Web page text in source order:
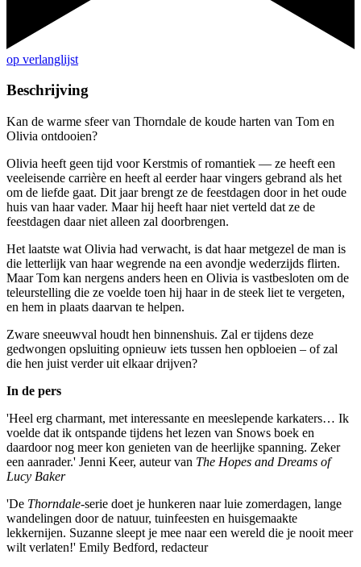
op verlanglijst
Beschrijving
Kan de warme sfeer van Thorndale de koude harten van Tom en
Olivia ontdooien?
Olivia heeft geen tijd voor Kerstmis of romantiek — ze heeft een
veeleisende carrière en heeft al eerder haar vingers gebrand als het
om de liefde gaat. Dit jaar brengt ze de feestdagen door in het oude
huis van haar vader. Maar hij heeft haar niet verteld dat ze de
feestdagen daar niet alleen zal doorbrengen.
Het laatste wat Olivia had verwacht, is dat haar metgezel de man is
die letterlijk van haar wegrende na een avondje wederzijds flirten.
Maar Tom kan nergens anders heen en Olivia is vastbesloten om de
teleurstelling die ze voelde toen hij haar in de steek liet te vergeten,
en hem in plaats daarvan te helpen.
Zware sneeuwval houdt hen binnenshuis. Zal er tijdens deze
gedwongen opsluiting opnieuw iets tussen hen opbloeien – of zal
die hen juist verder uit elkaar drijven?
In de pers
'Heel erg charmant, met interessante en meeslepende karkaters… Ik
voelde dat ik ontspande tijdens het lezen van Snows boek en
daardoor nog meer kon genieten van de heerlijke spanning. Zeker
een aanrader.' Jenni Keer, auteur van The Hopes and Dreams of
Lucy Baker
'De Thorndale-serie doet je hunkeren naar luie zomerdagen, lange
wandelingen door de natuur, tuinfeesten en huisgemaakte
lekkernijen. Suzanne sleept je mee naar een wereld die je nooit meer
wilt verlaten!' Emily Bedford, redacteur